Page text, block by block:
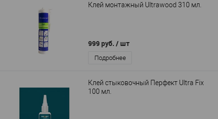
Клей монтажный Ultrawood 310 мл.
999 руб. / шт
Подробнее
Клей стыковочный Перфект Ultra Fix
100 мл.